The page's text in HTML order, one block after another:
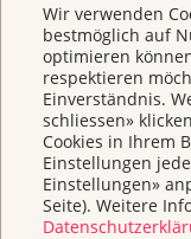
Wir verwenden
bestmöglich auf
optimieren
respektieren
Einverständnis.
schliessen»
Cookies in Ihrem
Einstellungen
Einstellungen»
Seite). Weitere
Weitere